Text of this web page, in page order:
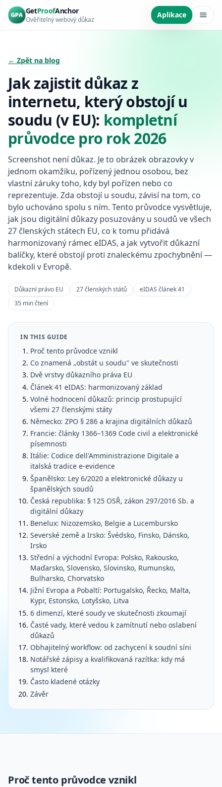
Přeskočit na hlavní obsah
GetProofAnchor
Ověřitelný webový důkaz
Aplikace
← Zpět na blog
Jak zajistit důkaz z
internetu, který obstojí u
soudu (v EU): kompletní
průvodce pro rok 2026
Screenshot není důkaz. Je to obrázek obrazovky v
jednom okamžiku, pořízený jednou osobou, bez
vlastní záruky toho, kdy byl pořízen nebo co
reprezentuje. Zda obstojí u soudu, závisí na tom, co
bylo uchováno spolu s ním. Tento průvodce vysvětluje,
jak jsou digitální důkazy posuzovány u soudů ve všech
27 členských státech EU, co k tomu přidává
harmonizovaný rámec eIDAS, a jak vytvořit důkazní
balíčky, které obstojí proti znaleckému zpochybnění —
kdekoli v Evropě.
Důkazní právo EU 27 členských států
eIDAS článek 41
35 min čtení
IN THIS GUIDE
Proč tento průvodce vznikl
Co znamená „obstát u soudu" ve skutečnosti
Dvě vrstvy důkazního práva EU
Článek 41 eIDAS: harmonizovaný základ
Volné hodnocení důkazů: princip prostupující
všemi 27 členskými státy
Německo: ZPO § 286 a krajina digitálních důkazů
Francie: články 1366–1369 Code civil a elektronické
písemnosti
Itálie: Codice dell'Amministrazione Digitale a
italská tradice e-evidence
Španělsko: Ley 6/2020 a elektronické důkazy u
španělských soudů
Česká republika: § 125 OSŘ, zákon 297/2016 Sb. a
digitální důkazy
Benelux: Nizozemsko, Belgie a Lucembursko
Severské země a Irsko: Švédsko, Finsko, Dánsko,
Irsko
Střední a východní Evropa: Polsko, Rakousko,
Maďarsko, Slovensko, Slovinsko, Rumunsko,
Bulharsko, Chorvatsko
Jižní Evropa a Pobaltí: Portugalsko, Řecko, Malta,
Kypr, Estonsko, Lotyšsko, Litva
6 dimenzí, které soudy ve skutečnosti zkoumají
Časté vady, které vedou k zamítnutí nebo oslabení
důkazů
Obhajitelný workflow: od zachycení k soudní síni
Notářské zápisy a kvalifikovaná razítka: kdy má
smysl které
Často kladené otázky
Závěr
Proč tento průvodce vznikl